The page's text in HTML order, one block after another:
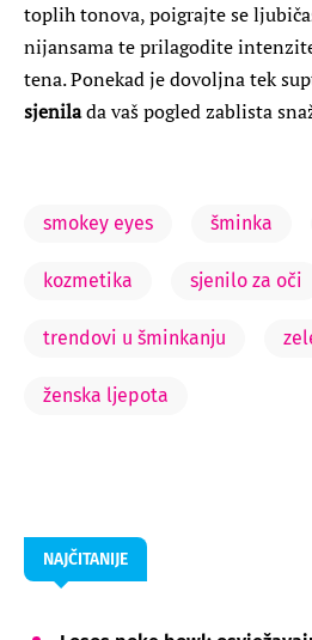
toplih tonova, poigrajte se
nijansama te prilagodite
tena. Ponekad je dovoljna tek
sjenilada vaš pogled zablista
smokey eyes šminka
kozmetika sjenilo za oči
trendovi u šminkanju
ženska ljepota
NAJČITANIJE